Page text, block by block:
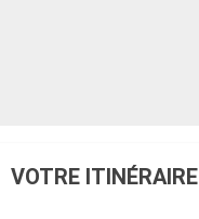
VOTRE ITINÉRAIRE